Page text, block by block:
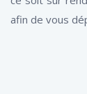
afin de vous